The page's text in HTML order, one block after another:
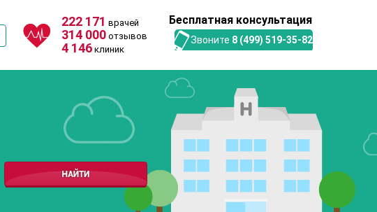
222 171 врачей
314 000 отзывов
4 146 клиник
Бесплатная консультация
Звоните 8 (499) 519-35-82